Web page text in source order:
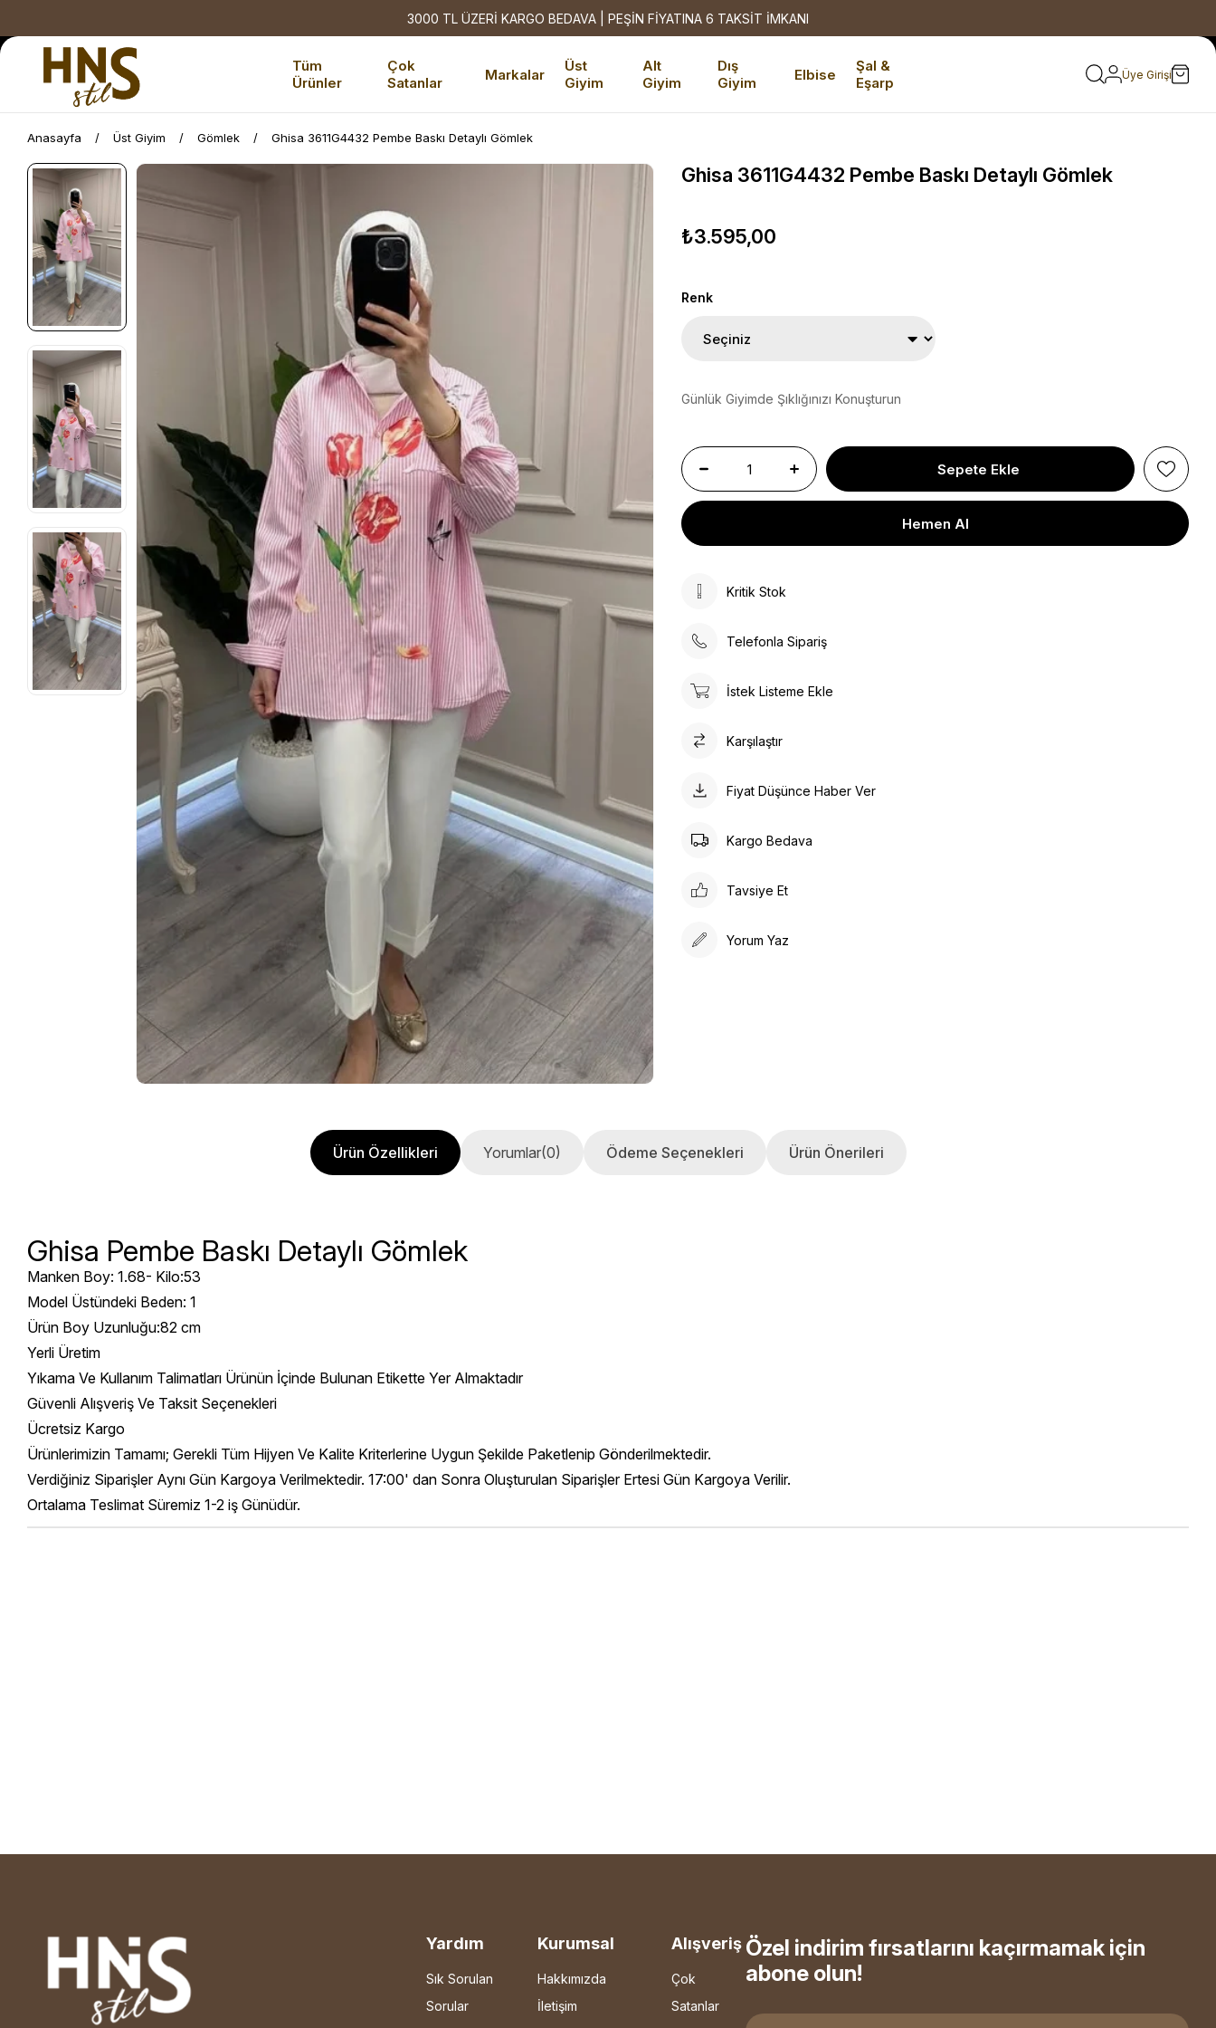
3000 TL ÜZERİ KARGO BEDAVA | PEŞİN FİYATINA 6 TAKSİT İMKANI
Tüm
Ürünler
Çok
Satanlar
Markalar
Üst
Giyim
Alt
Giyim
Dış
Giyim
Elbise
Şal &
Eşarp
Üye Girişi
Anasayfa Üst Giyim Gömlek Ghisa 3611G4432 Pembe Baskı Detaylı Gömlek
Ghisa 3611G4432 Pembe Baskı Detaylı Gömlek
₺3.595,00
Renk
Günlük Giyimde Şıklığınızı Konuşturun
Kritik Stok
Telefonla Sipariş
İstek Listeme Ekle
Karşılaştır
Fiyat Düşünce Haber Ver
Kargo Bedava
Tavsiye Et
Yorum Yaz
Ürün Özellikleri Yorumlar(0) Ödeme Seçenekleri Ürün Önerileri
Ghisa Pembe Baskı Detaylı Gömlek
Manken Boy: 1.68- Kilo:53
Model Üstündeki Beden: 1
Ürün Boy Uzunluğu:82 cm
Yerli Üretim
Yıkama Ve Kullanım Talimatları Ürünün İçinde Bulunan Etikette Yer Almaktadır
Güvenli Alışveriş Ve Taksit Seçenekleri
Ücretsiz Kargo
Ürünlerimizin Tamamı; Gerekli Tüm Hijyen Ve Kalite Kriterlerine Uygun Şekilde Paketlenip Gönderilmektedir.
Verdiğiniz Siparişler Aynı Gün Kargoya Verilmektedir. 17:00' dan Sonra Oluşturulan Siparişler Ertesi Gün Kargoya Verilir.
Ortalama Teslimat Süremiz 1-2 iş Günüdür.
Yardım
Sık Sorulan
Sorular
Kurumsal
Hakkımızda
İletişim
Alışveriş
Çok
Satanlar
Özel indirim fırsatlarını kaçırmamak için
abone olun!